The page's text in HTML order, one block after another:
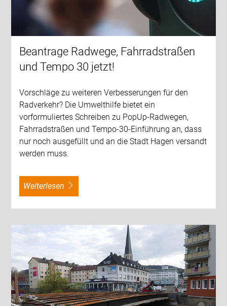
Beantrage Radwege, Fahrradstraßen
und Tempo 30 jetzt!
Vorschläge zu weiteren Verbesserungen für den
Radverkehr? Die Umwelthilfe bietet ein
vorformuliertes Schreiben zu PopUp-Radwegen,
Fahrradstraßen und Tempo-30-Einführung an, dass
nur noch ausgefüllt und an die Stadt Hagen versandt
werden muss.
weiterlesen